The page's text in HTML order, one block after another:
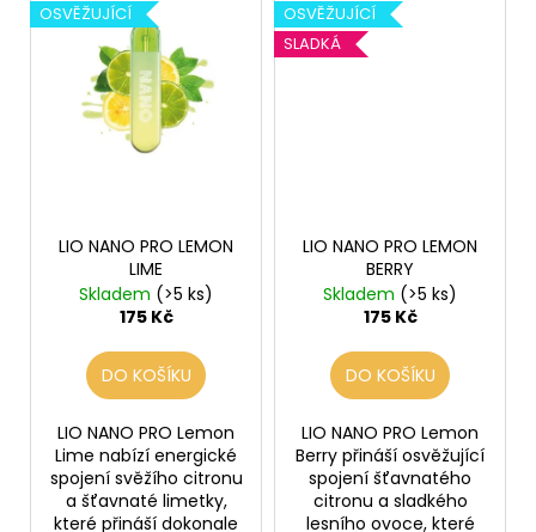
OSVĚŽUJÍCÍ
LIO NANO PRO LEMON
LIME
Skladem (>5 ks)
175 Kč
DO KOŠÍKU
LIO NANO PRO Lemon
Lime nabízí energické
spojení svěžího citronu
a šťavnaté limetky,
které přináší dokonale
OSVĚŽUJÍCÍ
SLADKÁ
LIO NANO PRO LEMON
BERRY
Skladem (>5 ks)
175 Kč
DO KOŠÍKU
LIO NANO PRO Lemon
Berry přináší osvěžující
spojení šťavnatého
citronu a sladkého
lesního ovoce, které